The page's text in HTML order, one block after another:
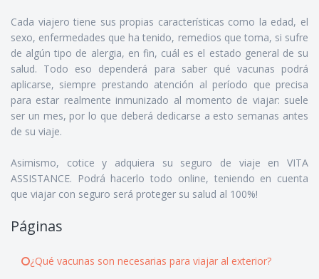
Cada viajero tiene sus propias características como la edad, el
sexo, enfermedades que ha tenido, remedios que toma, si sufre
de algún tipo de alergia, en fin, cuál es el estado general de su
salud. Todo eso dependerá para saber qué vacunas podrá
aplicarse, siempre prestando atención al período que precisa
para estar realmente inmunizado al momento de viajar: suele
ser un mes, por lo que deberá dedicarse a esto semanas antes
de su viaje.
Asimismo, cotice y adquiera su seguro de viaje en VITA
ASSISTANCE. Podrá hacerlo todo online, teniendo en cuenta
que viajar con seguro será proteger su salud al 100%!
Páginas
¿Qué vacunas son necesarias para viajar al exterior?